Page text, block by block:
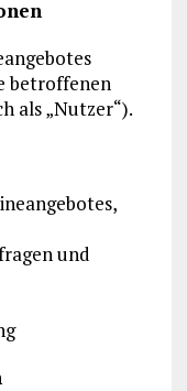
betroffenen
als „Nutzer“).
und